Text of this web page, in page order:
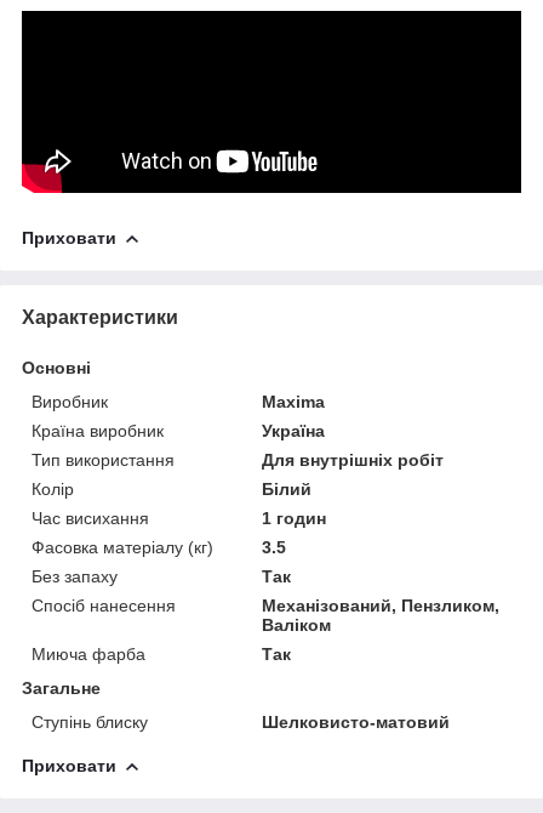
Приховати
Характеристики
Основні
Виробник
Maxima
Країна виробник
Україна
Тип використання
Для внутрішніх робіт
Колір
Білий
Час висихання
1 годин
Фасовка матеріалу (кг)
3.5
Без запаху
Так
Спосіб нанесення
Механізований, Пензликом,
Валіком
Миюча фарба
Так
Загальне
Ступінь блиску
Шелковисто-матовий
Приховати